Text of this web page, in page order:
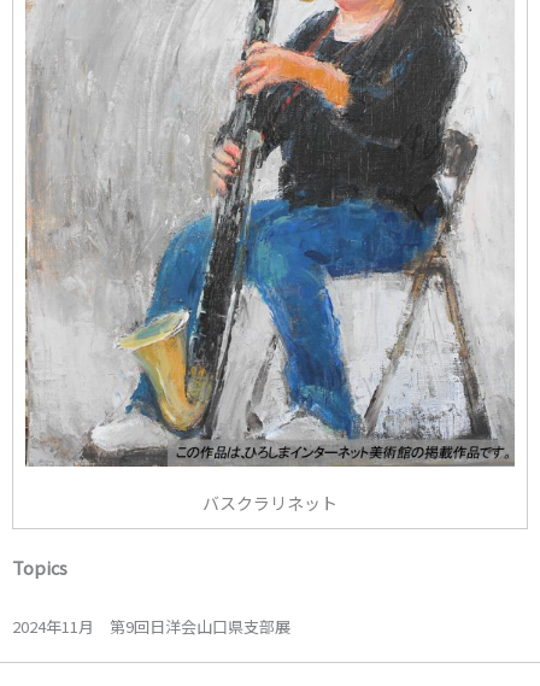
バスクラリネット
Topics
2024年11月 第9回日洋会山口県支部展